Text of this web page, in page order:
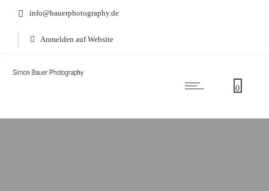
info@bauerphotography.de
Anmelden auf Website
0